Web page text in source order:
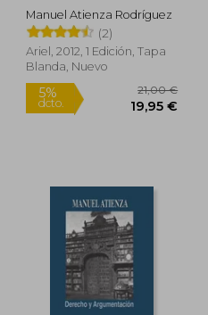
Manuel Atienza Rodríguez
(2)
Ariel, 2012, 1 Edición, Tapa
Blanda, Nuevo
5%
dcto.
Rápido